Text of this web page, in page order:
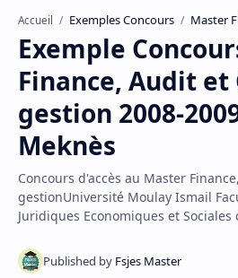
Accueil Exemples Concours Master
Exemple
Finance, Audit
gestion 2008-
Meknès
Concours d'accès au Master
gestionUniversité Moulay Ismail
Juridiques Economiques et Sociales